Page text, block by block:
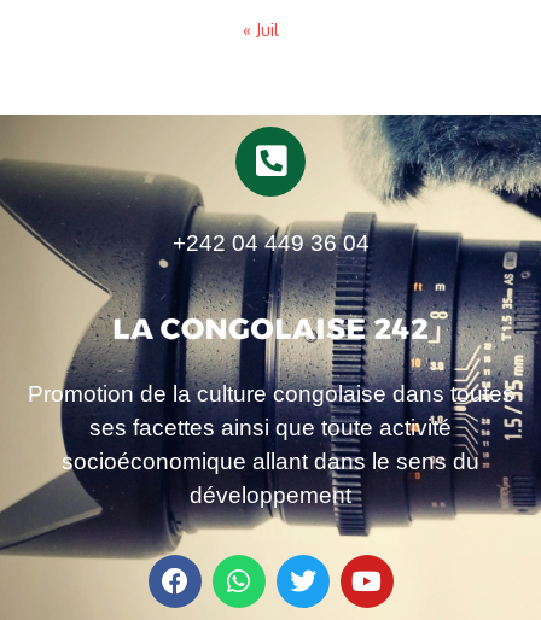
« Juil
+242 04 449 36 04
Promotion de la culture congolaise dans toutes
ses facettes ainsi que toute activité
socioéconomique allant dans le sens du
développement